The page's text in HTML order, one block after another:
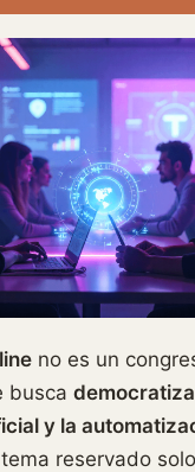
no es un
busca
y la
reservado